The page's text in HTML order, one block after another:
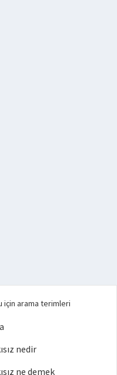
için arama terimleri
nedir
ne demek